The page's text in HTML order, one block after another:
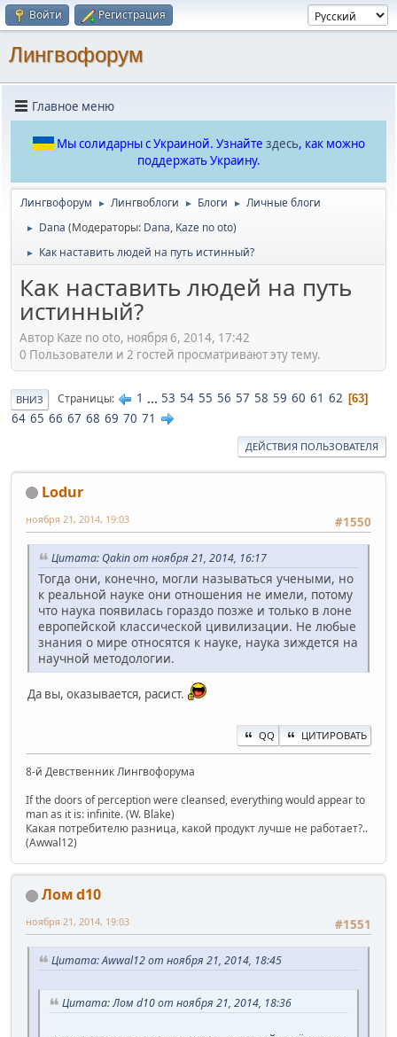
Войти Регистрация
Лингвофорум
Главное меню
Мы солидарны с Украиной. Узнайте здесь, как можно
поддержать Украину.
Лингвофорум ► Лингвоблоги ► Блоги ► Личные блоги
► Dana (Модераторы: Dana, Kaze no oto)
► Как наставить людей на путь истинный?
Как наставить людей на путь
истинный?
Автор Kaze no oto, ноября 6, 2014, 17:42
0 Пользователи и 2 гостей просматривают эту тему.
ВНИЗ Страницы 1 ... 53 54 55 56 57 58 59 60 61 62 63
64 65 66 67 68 69 70 71
ДЕЙСТВИЯ ПОЛЬЗОВАТЕЛЯ
Lodur
#1550
ноября 21, 2014, 19:03
Цитата: Qakin от ноября 21, 2014, 16:17
Тогда они, конечно, могли называться учеными, но
к реальной науке они отношения не имели, потому
что наука появилась гораздо позже и только в лоне
европейской классической цивилизации. Не любые
знания о мире относятся к науке, наука зиждется на
научной методологии.
Да вы, оказывается, расист.
QQ ЦИТИРОВАТЬ
8-й Девственник Лингвофорума
If the doors of perception were cleansed, everything would appear to
man as it is: infinite. (W. Blake)
Какая потребителю разница, какой продукт лучше не работает?..
(Awwal12)
Лом d10
#1551
ноября 21, 2014, 19:03
Цитата: Awwal12 от ноября 21, 2014, 18:45
Цитата: Лом d10 от ноября 21, 2014, 18:36